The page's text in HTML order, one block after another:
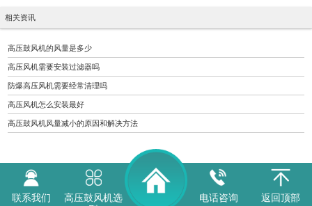
相关资讯
高压鼓风机的风量是多少
高压风机需要安装过滤器吗
防爆高压风机需要经常清理吗
高压风机怎么安装最好
高压鼓风机风量减小的原因和解决方法
联系我们
高压鼓风机选
电话咨询 返回顶部